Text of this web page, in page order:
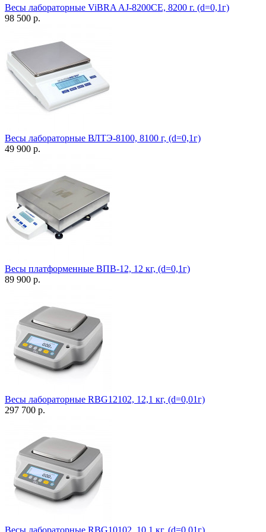
Весы лабораторные ViBRA AJ-8200CE, 8200 г. (d=0,1г)
98 500 р.
Весы лабораторные ВЛТЭ-8100, 8100 г, (d=0,1г)
49 900 р.
Весы платформенные ВПВ-12, 12 кг, (d=0,1г)
89 900 р.
Весы лабораторные RBG12102, 12,1 кг, (d=0,01г)
297 700 р.